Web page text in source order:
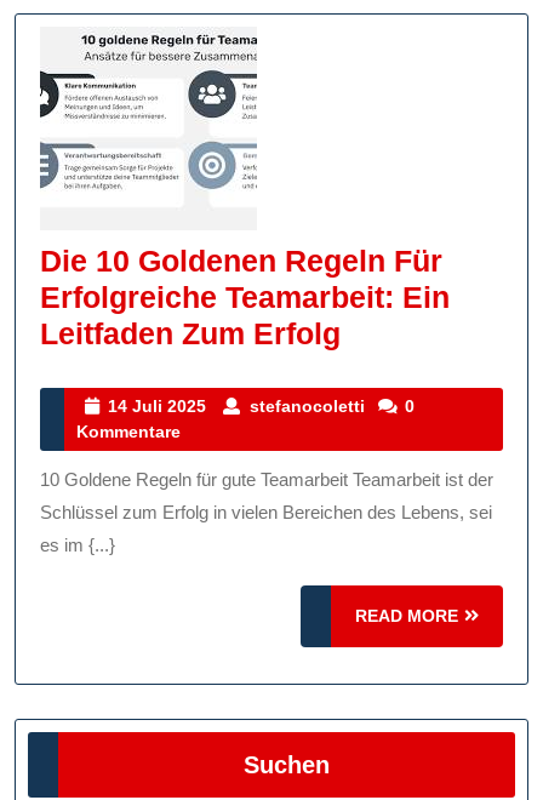
Die 10 Goldenen Regeln Für
Erfolgreiche Teamarbeit: Ein
Leitfaden Zum Erfolg
Goldenen
Für
Erfolgreiche
Ein
Leitfaden
Erfolg
14 Juli 2025
14
2025
stefanocoletti stefanocoletti
0
Kommentare
10 Goldene Regeln für gute Teamarbeit Teamarbeit ist der
Schlüssel zum Erfolg in vielen Bereichen des Lebens, sei
es im {...}
READ MORE
READ
MORE
Suchen